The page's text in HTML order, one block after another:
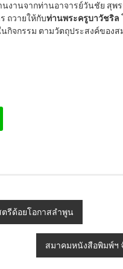
งานจากท่านอาจารย์วันชัย สุพ
ถวายให้กับท่านพระครูบาวัชริล
กิจกรรม ตามวัตถุประสงค์ของส
รีด้อยโอกาสลำพูน
สมาคมหนังสือพิมพ์ฯ